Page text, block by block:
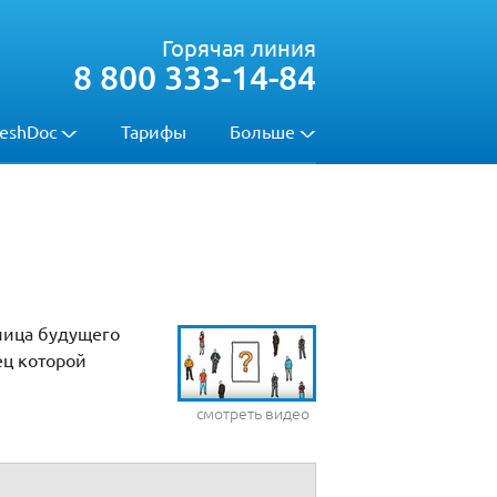
Тарифы Больше
Горячая линия
8 800 333-14-84
смотреть видео
будущего
которой